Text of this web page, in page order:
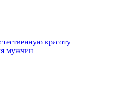
красоту
мужчин